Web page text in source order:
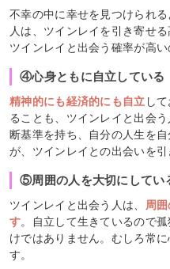
不幸の中に幸せを見つけられ
人は、ツインレイを引き寄せ
ツインレイと出会う確率が高い
④心身ともに自立している
精神的にも経済的にも自立 し
ることも、ツインレイと出会
断基準を持ち、自分の人生を
が、ツインレイとの出会いを引
⑤周囲の人を大切にしてい
ツインレイと出会う人は、 周
す。自立して生きているので
けではありません。むしろ常
す。